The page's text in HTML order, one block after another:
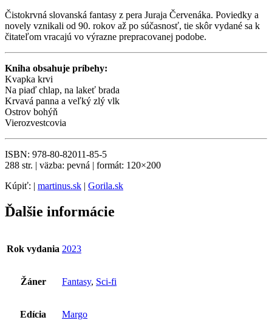
Čistokrvná slovanská fantasy z pera Juraja Červenáka. Poviedky a
novely vznikali od 90. rokov až po súčasnosť, tie skôr vydané sa k
čitateľom vracajú vo výrazne prepracovanej podobe.
Kniha obsahuje príbehy:
Kvapka krvi
Na piaď chlap, na lakeť brada
Krvavá panna a veľký zlý vlk
Ostrov bohýň
Vierozvestcovia
ISBN: 978-80-82011-85-5
288 str. | väzba: pevná | formát: 120×200
Kúpiť: | martinus.sk | Gorila.sk
Ďalšie informácie
Rok vydania 2023
Žáner Fantasy, Sci-fi
Edícia Margo